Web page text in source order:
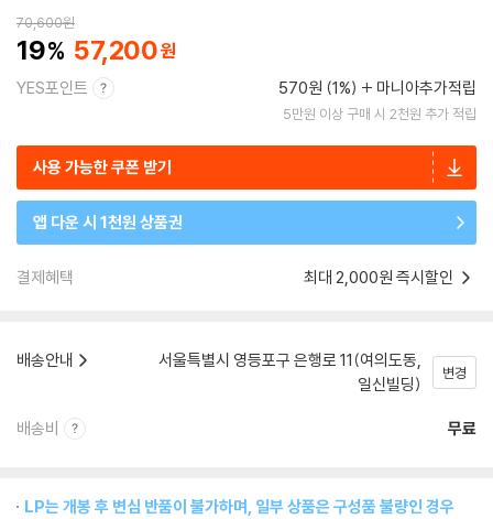
70,600원
19 57,200
YES포인트 570원 (1%) 마니아추가적립
5만원 이상 구매 시 2천원 추가 적립
사용 가능한 쿠폰 받기
앱 다운 시 1천원 상품권
결제혜택 최대 2,000원 즉시할인
배송안내
서울특별시 영등포구 은행로 11(여의도동,
일신빌딩)
변경
배송비 무료
LP는 개봉 후 변심 반품이 불가하며, 일부 상품은 구성품 불량인 경우